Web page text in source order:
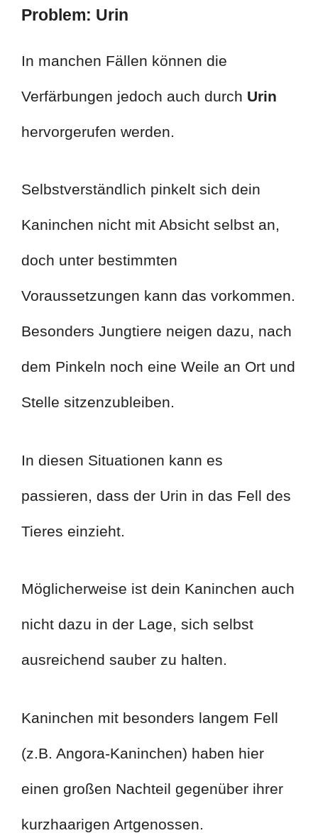
Problem: Urin
In manchen Fällen können die
Verfärbungen jedoch auch durch Urin
hervorgerufen werden.
Selbstverständlich pinkelt sich dein
Kaninchen nicht mit Absicht selbst an,
doch unter bestimmten
Voraussetzungen kann das vorkommen.
Besonders Jungtiere neigen dazu, nach
dem Pinkeln noch eine Weile an Ort und
Stelle sitzenzubleiben.
In diesen Situationen kann es
passieren, dass der Urin in das Fell des
Tieres einzieht.
Möglicherweise ist dein Kaninchen auch
nicht dazu in der Lage, sich selbst
ausreichend sauber zu halten.
Kaninchen mit besonders langem Fell
(z.B. Angora-Kaninchen) haben hier
einen großen Nachteil gegenüber ihrer
kurzhaarigen Artgenossen.